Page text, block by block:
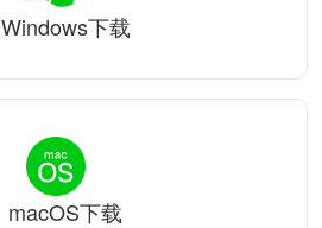
Windows下载
macOS下载